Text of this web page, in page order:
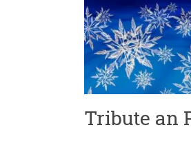
Tribute an